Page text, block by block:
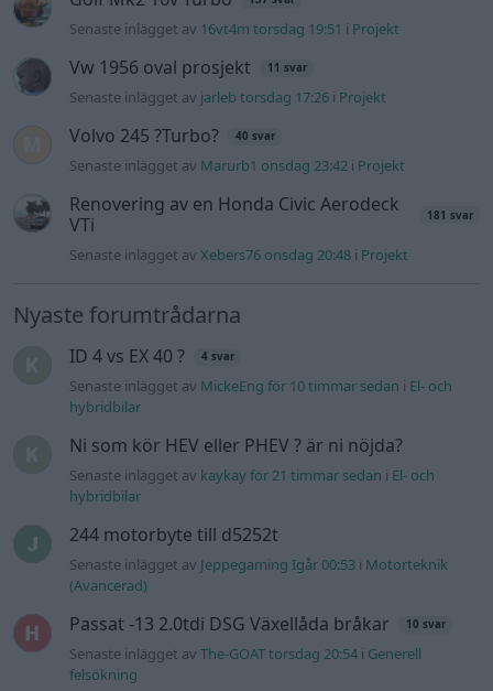
Senaste inlägget av 16vt4m torsdag 19:51 i Projekt
Vw 1956 oval prosjekt 11 svar
Senaste inlägget av jarleb torsdag 17:26 i Projekt
Volvo 245 ?Turbo? 40 svar
Senaste inlägget av Marurb1 onsdag 23:42 i Projekt
Renovering av en Honda Civic Aerodeck
VTi
181 svar
Senaste inlägget avXebers76 onsdag 20:48 i Projekt
Nyaste forumtrådarna
ID 4 vs EX 40 ? 4 svar
Senaste inlägget av MickeEng för 10 timmar sedan i El- och
hybridbilar
Ni som kör HEV eller PHEV ? är ni nöjda?
Senaste inlägget av kaykay för 21 timmar sedan i El- och
hybridbilar
244 motorbyte till d5252t
Senaste inlägget av Jeppegaming Igår 00:53 i Motorteknik
(Avancerad)
Passat -13 2.0tdi DSG Växellåda bråkar 10 svar
Senaste inlägget avThe-GOAT torsdag 20:54 i Generell
felsökning